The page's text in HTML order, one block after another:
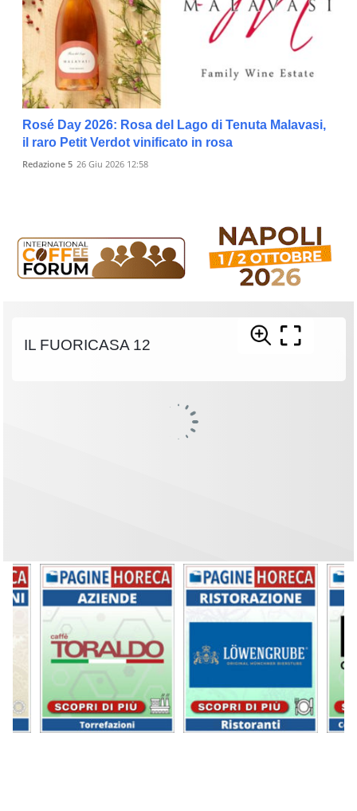
Rosé Day 2026: Rosa del Lago di Tenuta Malavasi,
il raro Petit Verdot vinificato in rosa
Redazione 5 26 Giu 2026 12:58